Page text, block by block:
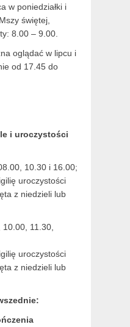
w poniedziałki i
świętej,
8.00 – 9.00.
oglądać w lipcu i
od 17.45 do
i uroczystości
10.30 i 16.00;
uroczystości
z niedzieli lub
10.00, 11.30,
uroczystości
z niedzieli lub